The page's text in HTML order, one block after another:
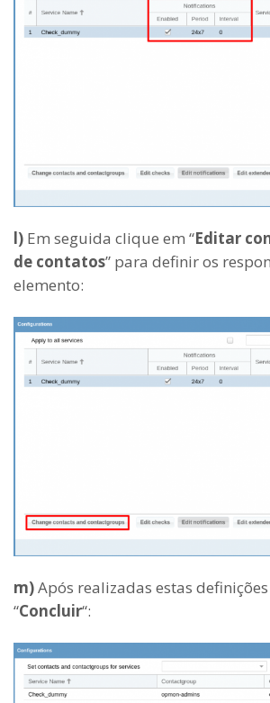
l) Em seguida clique em “Editar
de contatos” para definir os
elemento:
m)Após realizadas estas
“Concluir“: